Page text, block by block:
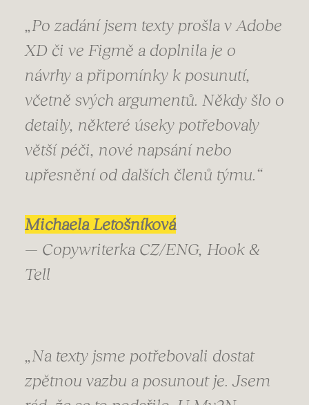
„Po zadání jsem texty prošla v Adobe
XD či ve Figmě a doplnila je o
návrhy a připomínky k posunutí,
včetně svých argumentů. Někdy šlo o
detaily, některé úseky potřebovaly
větší péči, nové napsání nebo
upřesnění od dalších členů týmu.“
Michaela Letošníková
— Copywriterka CZ/ENG, Hook &
Tell
„Na texty jsme potřebovali dostat
zpětnou vazbu a posunout je. Jsem